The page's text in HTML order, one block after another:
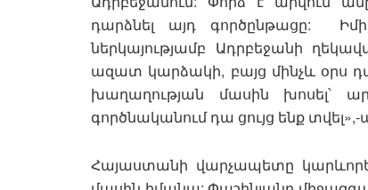
դարձնել այդ գործընթացը:
ներկայությամբ Ադրբեջանի
ազատ կարձակի, բայց մինչև օրս
խաղաղության մասին խոսել՝
գործնականում դա ցույց ենք
Հայաստանի վարչապետը